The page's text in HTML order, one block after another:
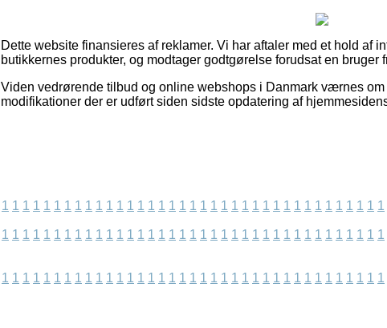
Dette website finansieres af reklamer. Vi har aftaler med et hold af
butikkernes produkter, og modtager godtgørelse forudsat en bruger
Viden vedrørende tilbud og online webshops i Danmark værnes
modifikationer der er udført siden sidste opdatering af
1 1 1 1 1 1 1 1 1 1 1 1 1 1 1 1 1 1 1 1 1 1 1 1 1 1 1 1 1 1 1 1 1 1 1 1 1
1 1 1 1 1 1 1 1 1 1 1 1 1 1 1 1 1 1 1 1 1 1 1 1 1 1 1 1 1 1 1 1 1 1 1 1 1
1 1 1 1 1 1 1 1 1 1 1 1 1 1 1 1 1 1 1 1 1 1 1 1 1 1 1 1 1 1 1 1 1 1 1 1 1